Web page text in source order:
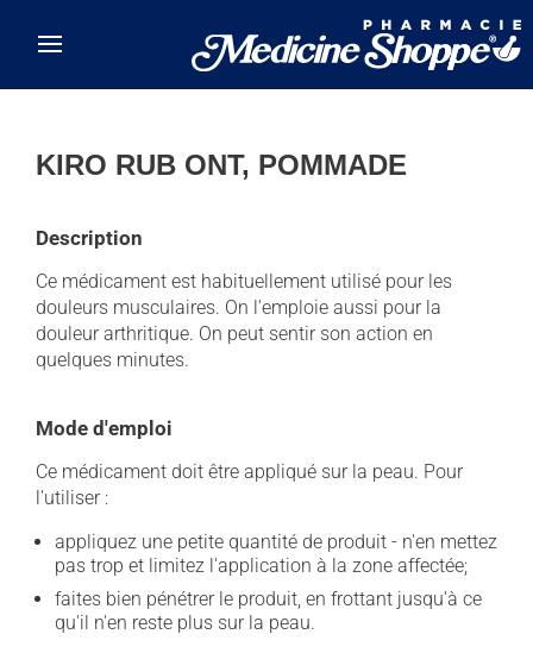
KIRO RUB ONT, POMMADE
Description
Ce médicament est habituellement utilisé pour les
douleurs musculaires. On l'emploie aussi pour la
douleur arthritique. On peut sentir son action en
quelques minutes.
Mode d'emploi
Ce médicament doit être appliqué sur la peau. Pour
l'utiliser :
appliquez une petite quantité de produit - n'en mettez
pas trop et limitez l'application à la zone affectée;
faites bien pénétrer le produit, en frottant jusqu'à ce
qu'il n'en reste plus sur la peau.